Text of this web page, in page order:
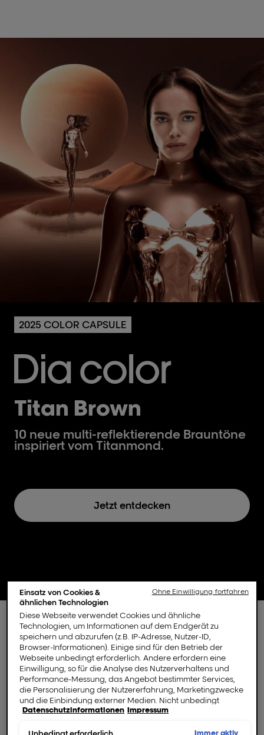
2025 COLOR CAPSULE
Titan Brown
10 neue multi-reflektierende Brauntöne
inspiriert vom Titanmond.
Jetzt entdecken
Probiere Titan Brown
Farben in Echtzeit
aus.
Einsatz von Cookies &
ähnlichen Technologien
Diese Webseite verwendet Cookies und ähnliche
Technologien, um Informationen auf dem Endgerät zu
speichern und abzurufen (z.B. IP-Adresse, Nutzer-ID,
Browser-Informationen). Einige sind für den Betrieb der
Webseite unbedingt erforderlich. Andere erfordern eine
Einwilligung, so für die Analyse des Nutzerverhaltens und
Performance-Messung, das Angebot bestimmter Services,
die Personalisierung der Nutzererfahrung, Marketingzwecke
und die Einbindung externer Medien. Nicht unbedingt
erforderliche Cookies können direkt akzeptiert ("Alle
fortfahren") werden. Individuelle Anpassungen der
Datenschutzinformationen Impressum
Unbedingt erforderlich Immer aktiv
Ohne Einwilligung fortfahren